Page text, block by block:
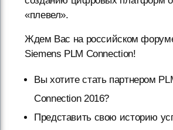
«плевел».
Ждем Вас на российском
Siemens PLM Connection!
Вы хотите стать партнером
Connection 2016?
Представить свою историю